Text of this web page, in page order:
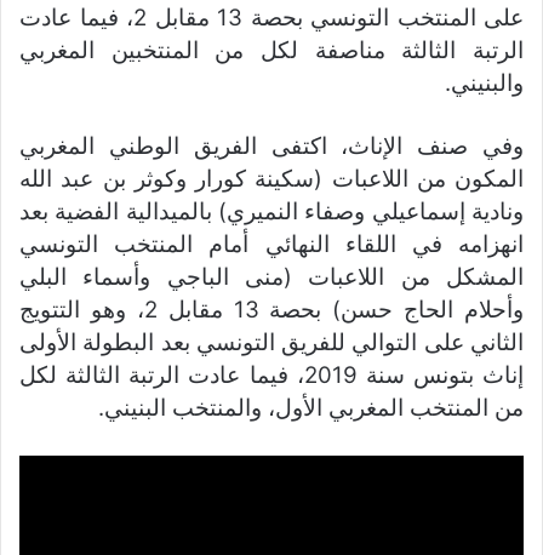
على المنتخب التونسي بحصة 13 مقابل 2، فيما عادت
الرتبة الثالثة مناصفة لكل من المنتخبين المغربي
والبنيني.
وفي صنف الإناث، اكتفى الفريق الوطني المغربي
المكون من اللاعبات (سكينة كورار وكوثر بن عبد الله
ونادية إسماعيلي وصفاء النميري) بالميدالية الفضية بعد
انهزامه في اللقاء النهائي أمام المنتخب التونسي
المشكل من اللاعبات (منى الباجي وأسماء البلي
وأحلام الحاج حسن) بحصة 13 مقابل 2، وهو التتويج
الثاني على التوالي للفريق التونسي بعد البطولة الأولى
إناث بتونس سنة 2019، فيما عادت الرتبة الثالثة لكل
من المنتخب المغربي الأول، والمنتخب البنيني.